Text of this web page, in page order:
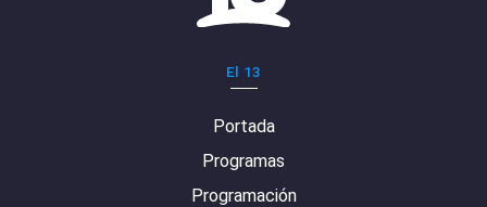
El 13
Portada
Programas
Programación